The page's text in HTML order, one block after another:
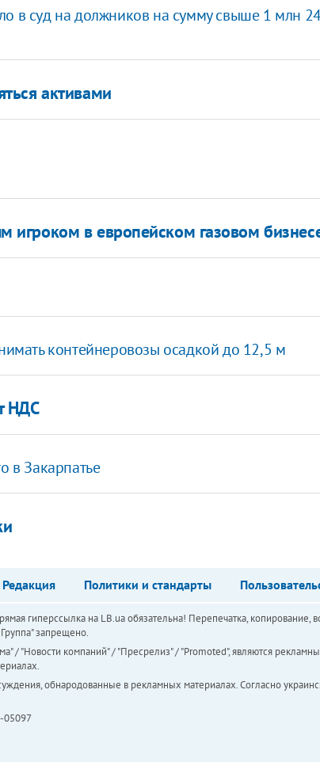
в суд на должников на сумму свыше 1 млн
активами
игроком в европейском газовом
контейнеровозы осадкой до 12,5 м
НДС
в Закарпатье
Редакция Политики и стандарты
гиперссылка на LB.ua обязательна! Перепечатка,
запрещено.
/ "Новости компаний" / "Пресрелиз" / "Promoted", являются
обнародованные в рекламных материалах. Согласно
05097